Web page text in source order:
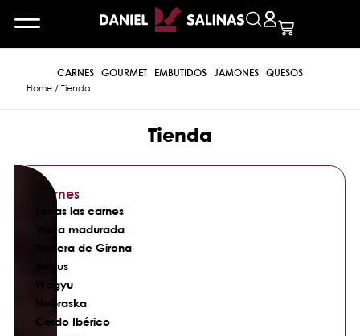
CARNES GOURMET EMBUTIDOS JAMONES QUESOS
Home/ Tienda
Tienda
Carnes
Todas las carnes
Vaca madurada
Ternera de Girona
Angus
Wagyu
Nebraska
Cerdo Ibérico